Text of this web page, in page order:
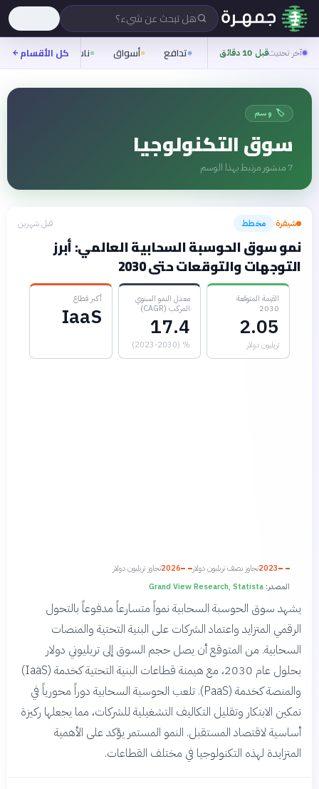
هل تبحث عن شيء؟
آخر تحديثقبل 10 دقائق تدافع أسواق ناس روح
كل الأقسام
🏷️ وسم
سوق التكنولوجيا
7 منشور مرتبط بهذا الوسم
شيفرة› مخطط قبل شهرين
نمو سوق الحوسبة السحابية العالمي: أبرز
التوجهات والتوقعات حتى 2030
القيمة المتوقعة
2030
2.05
تريليون دولار
معدل النمو السنوي
المركب (CAGR)
17.4
% (2023-2030)
أكبر قطاع
IaaS
2023تجاوز نصف تريليون دولار 2026تجاوز تريليون دولار
المصدر: Grand View Research, Statista
يشهد سوق الحوسبة السحابية نمواً متسارعاً مدفوعاً بالتحول
الرقمي المتزايد واعتماد الشركات على البنية التحتية والمنصات
السحابية. من المتوقع أن يصل حجم السوق إلى تريليوني دولار
بحلول عام 2030، مع هيمنة قطاعات البنية التحتية كخدمة (IaaS)
والمنصة كخدمة (PaaS). تلعب الحوسبة السحابية دوراً محورياً في
تمكين الابتكار وتقليل التكاليف التشغيلية للشركات، مما يجعلها ركيزة
أساسية لاقتصاد المستقبل. النمو المستمر يؤكد على الأهمية
المتزايدة لهذه التكنولوجيا في مختلف القطاعات.